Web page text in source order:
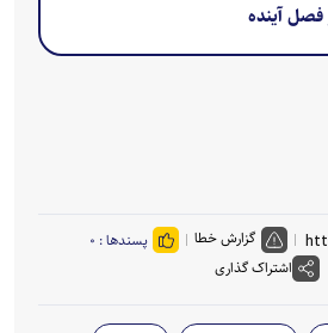
فصل آینده
گزارش خطا پسندها : ۰
اشتراک گذاری